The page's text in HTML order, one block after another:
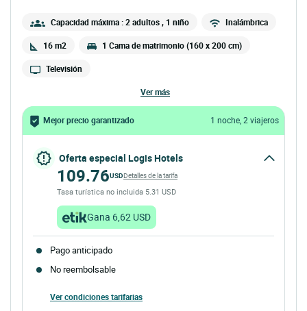
Capacidad máxima : 2 adultos, 1 niño Inalámbrica
16 m2 1 Cama de matrimonio (160 x 200 cm)
Televisión
ver más
Mejor precio garantizado 1 noche, 2 viajeros
Oferta especial Logis Hotels
109.76USDDetalles de la tarifa
Tasa turística no incluida 5.31 USD
Gana 6,62 USD
Pago anticipado
No reembolsable
Ver condiciones tarifarias